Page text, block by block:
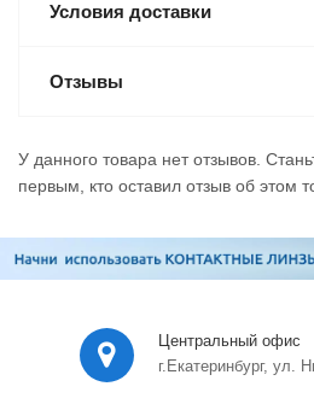
Условия доставки
Отзывы
У данного товара нет отзывов.
первым, кто оставил отзыв об этом
Центральный офис
г.Екатеринбург, ул.